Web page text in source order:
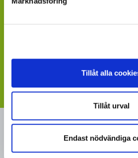
Tillåt alla
Tillåt urval
Endast nödvändiga
webbplats med
MÄSTER GRÖN
Sveriges i särklass största, tillika